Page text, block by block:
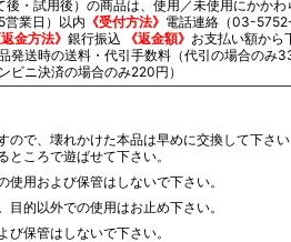
・試用後）の商品は、使用／未使用にかかわ
営業日）以内 《受付方法》 電話連絡（03-
返金方法》 銀行振込 《返金額》 お支払い額から
発送時の送料・代引手数料（代引の場合のみ
ニ決済の場合のみ220円）
ので、壊れかけた本品は早めに交換して下さ
ところで遊ばせて下さい。
使用および保管はしないで下さい。
目的以外での使用はお止め下さい。
び保管はしないで下さい。